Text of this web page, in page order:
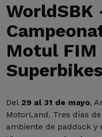
WorldSBK
Motul FIM
Del 29 al 31 de mayo,
MotorLand. Tres días
ambiente de paddock y